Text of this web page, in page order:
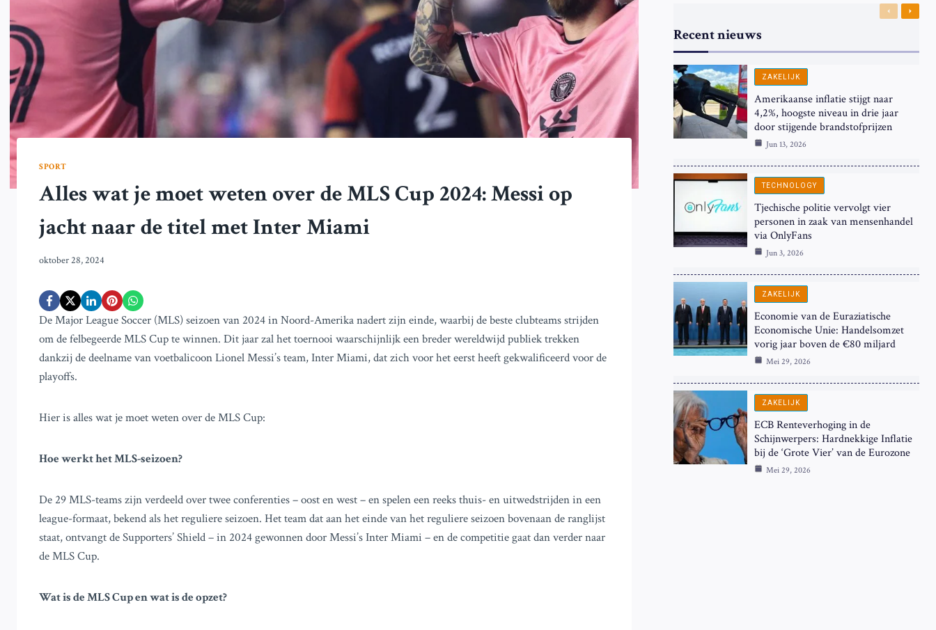
SPORT
Alles wat je moet weten over de MLS Cup 2024: Messi op
jacht naar de titel met Inter Miami
oktober 28, 2024
De Major League Soccer (MLS) seizoen van 2024 in Noord-Amerika nadert zijn einde, waarbij de beste clubteams strijden
om de felbegeerde MLS Cup te winnen. Dit jaar zal het toernooi waarschijnlijk een breder wereldwijd publiek trekken
dankzij de deelname van voetbalicoon Lionel Messi’s team, Inter Miami, dat zich voor het eerst heeft gekwalificeerd voor de
playoffs.
Hier is alles wat je moet weten over de MLS Cup:
Hoe werkt het MLS-seizoen?
De 29 MLS-teams zijn verdeeld over twee conferenties – oost en west – en spelen een reeks thuis- en uitwedstrijden in een
league-formaat, bekend als het reguliere seizoen. Het team dat aan het einde van het reguliere seizoen bovenaan de ranglijst
staat, ontvangt de Supporters’ Shield – in 2024 gewonnen door Messi’s Inter Miami – en de competitie gaat dan verder naar
de MLS Cup.
Wat is de MLS Cup en wat is de opzet?
Recent nieuws
Previous
Next
ZAKELIJK
Amerikaanse inflatie stijgt naar
4,2%, hoogste niveau in drie jaar
door stijgende brandstofprijzen
Jun 13, 2026
TECHNOLOGY
Tjechische politie vervolgt vier
personen in zaak van mensenhandel
via OnlyFans
Jun 3, 2026
ZAKELIJK
Economie van de Euraziatische
Economische Unie: Handelsomzet
vorig jaar boven de €80 miljard
Mei 29, 2026
ZAKELIJK
ECB Renteverhoging in de
Schijnwerpers: Hardnekkige Inflatie
bij de ‘Grote Vier’ van de Eurozone
Mei 29, 2026